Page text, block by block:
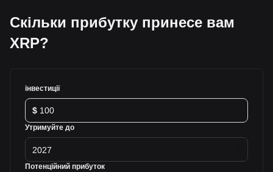
Скільки прибутку принесе вам
XRP?
інвестиції
$
Утримуйте до
2027
Потенційний прибуток